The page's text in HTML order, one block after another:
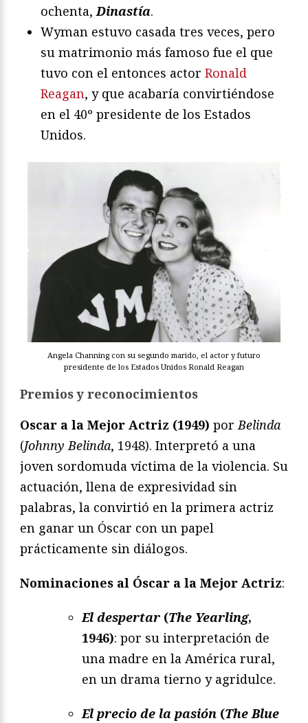
ochenta,Dinastía.
Wyman estuvo casada tres veces, pero
su matrimonio más famoso fue el que
tuvo con el entonces actor Ronald
Reagan, y que acabaría convirtiéndose
en el 40º presidente de los Estados
Unidos.
Angela Channing con su segundo marido, el actor y futuro
presidente de los Estados Unidos Ronald Reagan
Premios y reconocimientos
Oscar a la Mejor Actriz (1949) porBelinda
(Johnny Belinda, 1948). Interpretó a una
joven sordomuda víctima de la violencia. Su
actuación, llena de expresividad sin
palabras, la convirtió en la primera actriz
en ganar un Óscar con un papel
prácticamente sin diálogos.
Nominaciones al Óscar a la Mejor Actriz:
El despertar (The Yearling,
1946): por su interpretación de
una madre en la América rural,
en un drama tierno y agridulce.
El precio de la pasión (The Blue